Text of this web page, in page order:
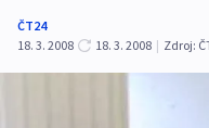
ČT24
18. 3. 2008
18. 3. 2008 | Zdroj: